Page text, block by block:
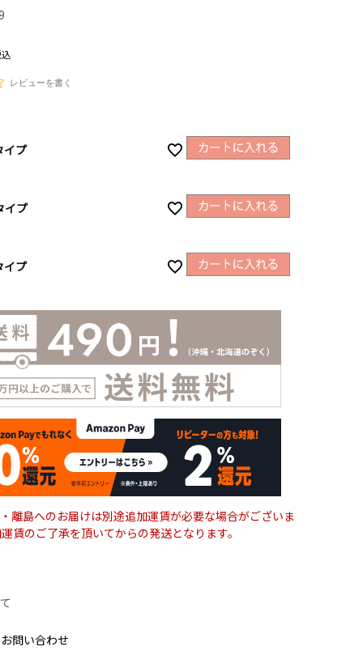
レビューを書く
イプ
イプ
イプ
離島へのお届けは別途追加運賃が必要な場合がございま
賃のご了承を頂いてからの発送となります。
問い合わせ